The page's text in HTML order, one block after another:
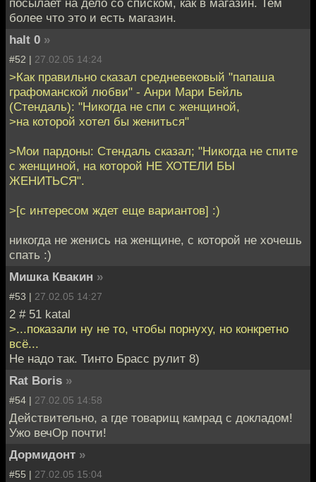
более что это и есть магазин.
halt 0 »
#52 | 27.02.05 14:24
>Как правильно сказал средневековый "папаша
графоманской любви" - Анри Мари Бейль
(Стендаль): "Никогда не спи с женщиной,
>на которой хотел бы жениться"
>Мои пардоны: Стендаль сказал; "Никогда не спите
с женщиной, на которой НЕ ХОТЕЛИ БЫ
ЖЕНИТЬСЯ".
>[с интересом ждет еще вариантов] :)
никогда не женись на женщине, с которой не хочешь
спать :)
Мишка Квакин »
#53 | 27.02.05 14:27
2 # 51 katal
>...показали ну не то, чтобы порнуху, но конкретно
всё...
Не надо так. Тинто Брасс рулит 8)
Rat Boris »
#54 | 27.02.05 14:58
Действительно, а где товарищ камрад с докладом!
Ужо вечОр почти!
Дормидонт »
#55 | 27.02.05 15:04